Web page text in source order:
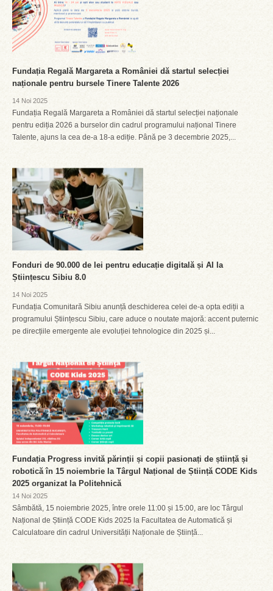
Fundația Regală Margareta a României dă startul selecției
naționale pentru bursele Tinere Talente 2026
14 Noi 2025
Fundația Regală Margareta a României dă startul selecției naționale
pentru ediția 2026 a burselor din cadrul programului național Tinere
Talente, ajuns la cea de-a 18-a ediție. Până pe 3 decembrie 2025,...
Fonduri de 90.000 de lei pentru educație digitală și AI la
Științescu Sibiu 8.0
14 Noi 2025
Fundația Comunitară Sibiu anunță deschiderea celei de-a opta ediții a
programului Științescu Sibiu, care aduce o noutate majoră: accent puternic
pe direcțiile emergente ale evoluției tehnologice din 2025 și...
Fundația Progress invită părinții și copii pasionați de știință și
robotică în 15 noiembrie la Târgul Național de Știință CODE Kids
2025 organizat la Politehnică
14 Noi 2025
Sâmbătă, 15 noiembrie 2025, între orele 11:00 și 15:00, are loc Târgul
Național de Știință CODE Kids 2025 la Facultatea de Automatică și
Calculatoare din cadrul Universității Naționale de Știință...